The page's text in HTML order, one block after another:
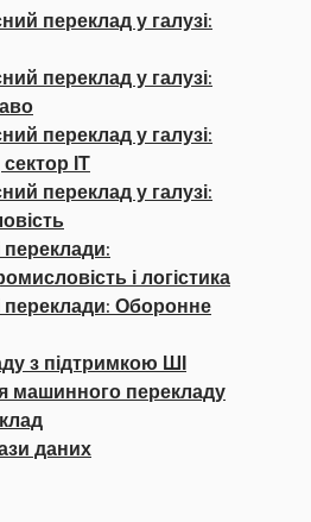
переклад у галузі:
переклад у галузі:
переклад у галузі:
ІТ
переклад у галузі:
переклади:
і логістика
переклади: Оборонне
з підтримкою ШІ
машинного перекладу
даних